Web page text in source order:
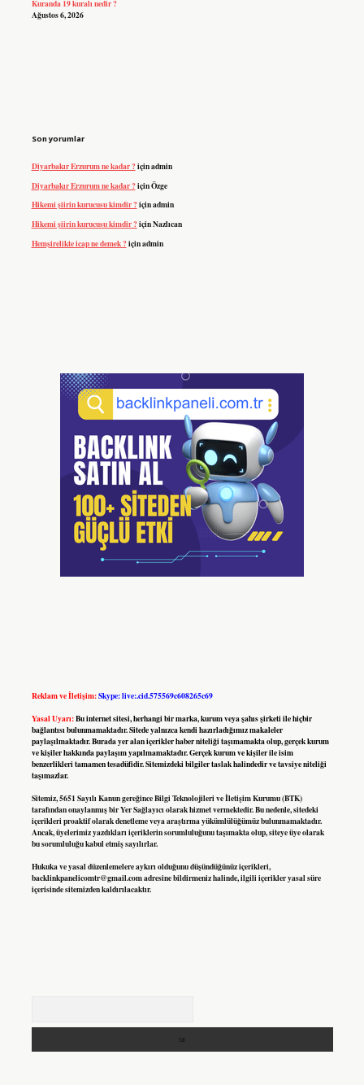
Kuranda 19 kuralı nedir ?
Ağustos 6, 2026
Son yorumlar
Diyarbakır Erzurum ne kadar ?içinadmin
Diyarbakır Erzurum ne kadar ?içinÖzge
Hikemi şiirin kurucusu kimdir ?içinadmin
Hikemi şiirin kurucusu kimdir ?içinNazlıcan
Hemşirelikte icap ne demek ?içinadmin
Reklam ve İletişim:Skype: live:.cid.575569c608265c69
Yasal Uyarı:Bu internet sitesi, herhangi bir marka, kurum veya şahıs şirketi ile hiçbir
bağlantısı bulunmamaktadır. Sitede yalnızca kendi hazırladığımız makaleler
paylaşılmaktadır. Burada yer alan içerikler haber niteliği taşımamakta olup, gerçek kurum
ve kişiler hakkında paylaşım yapılmamaktadır. Gerçek kurum ve kişiler ile isim
benzerlikleri tamamen tesadüfidir. Sitemizdeki bilgiler taslak halindedir ve tavsiye niteliği
taşımazlar.
Sitemiz, 5651 Sayılı Kanun gereğince Bilgi Teknolojileri ve İletişim Kurumu (BTK)
tarafından onaylanmış bir Yer Sağlayıcı olarak hizmet vermektedir. Bu nedenle, sitedeki
içerikleri proaktif olarak denetleme veya araştırma yükümlülüğümüz bulunmamaktadır.
Ancak, üyelerimiz yazdıkları içeriklerin sorumluluğunu taşımakta olup, siteye üye olarak
bu sorumluluğu kabul etmiş sayılırlar.
Hukuka ve yasal düzenlemelere aykırı olduğunu düşündüğünüz içerikleri,
backlinkpanelicomtr@gmail.comadresine bildirmeniz halinde, ilgili içerikler yasal süre
içerisinde sitemizden kaldırılacaktır.